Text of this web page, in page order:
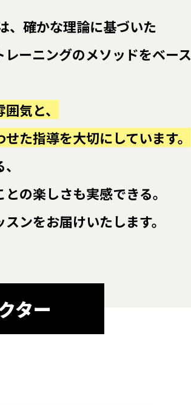
、確かな理論に基づいた
ーニングのメソッドをベース
気と、
た指導を大切にしています。
の楽しさも実感できる。
ンをお届けいたします。
ター